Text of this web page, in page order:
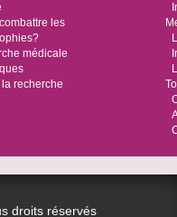
les
médicale
la recherche
droits réservés